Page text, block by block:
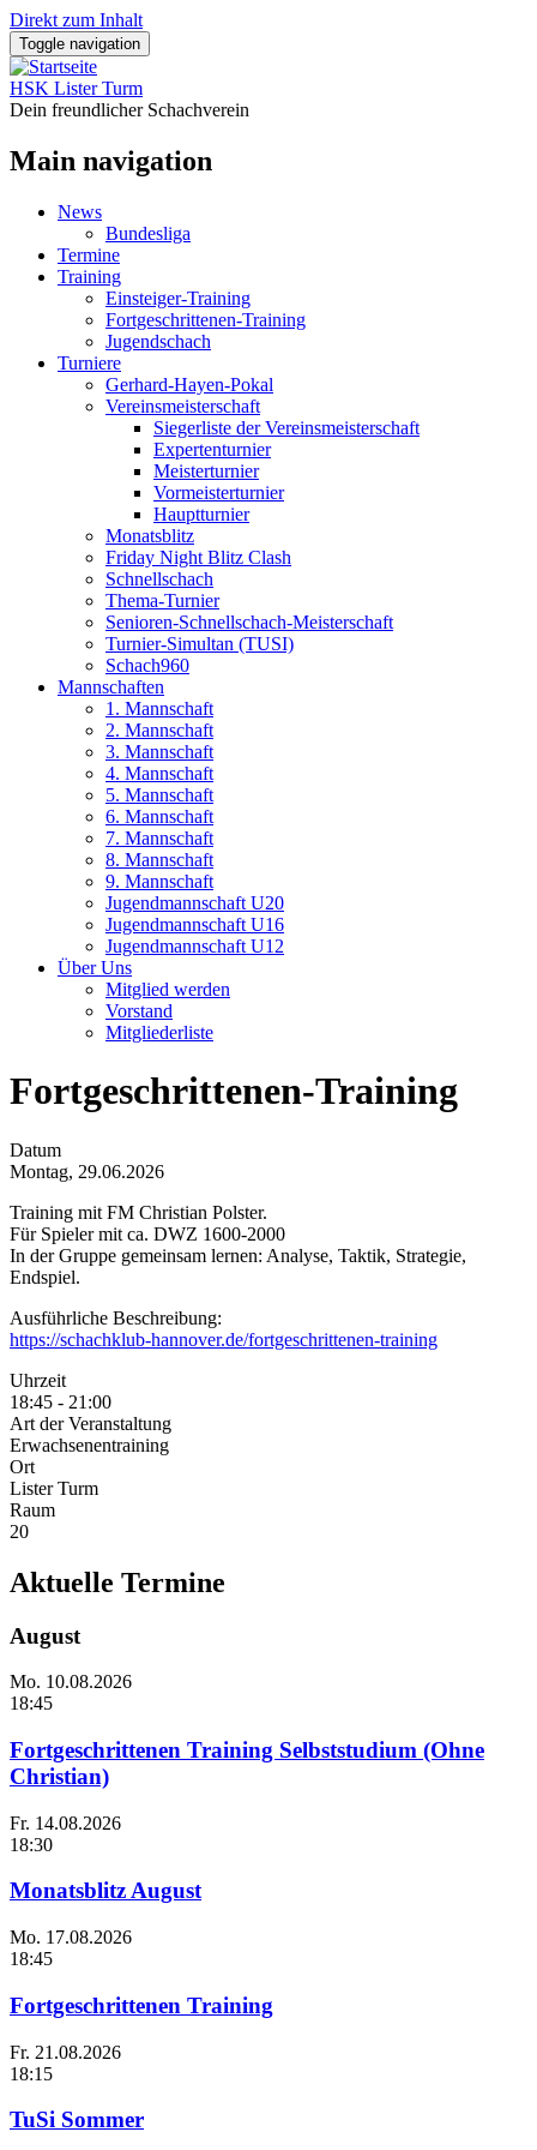
Direkt zum Inhalt
Toggle navigation
HSK Lister Turm
Dein freundlicher Schachverein
Main navigation
News
Bundesliga
Termine
Training
Einsteiger-Training
Fortgeschrittenen-Training
Jugendschach
Turniere
Gerhard-Hayen-Pokal
Vereinsmeisterschaft
Siegerliste der Vereinsmeisterschaft
Expertenturnier
Meisterturnier
Vormeisterturnier
Hauptturnier
Monatsblitz
Friday Night Blitz Clash
Schnellschach
Thema-Turnier
Senioren-Schnellschach-Meisterschaft
Turnier-Simultan (TUSI)
Schach960
Mannschaften
1. Mannschaft
2. Mannschaft
3. Mannschaft
4. Mannschaft
5. Mannschaft
6. Mannschaft
7. Mannschaft
8. Mannschaft
9. Mannschaft
Jugendmannschaft U20
Jugendmannschaft U16
Jugendmannschaft U12
Über Uns
Mitglied werden
Vorstand
Mitgliederliste
Fortgeschrittenen-Training
Datum
Montag, 29.06.2026
Training mit FM Christian Polster.
Für Spieler mit ca. DWZ 1600-2000
In der Gruppe gemeinsam lernen: Analyse, Taktik, Strategie,
Endspiel.
Ausführliche Beschreibung:
https://schachklub-hannover.de/fortgeschrittenen-training
Uhrzeit
18:45 - 21:00
Art der Veranstaltung
Erwachsenentraining
Ort
Lister Turm
Raum
20
Aktuelle Termine
August
Mo. 10.08.2026
18:45
Fortgeschrittenen Training Selbststudium (Ohne
Christian)
Fr. 14.08.2026
18:30
Monatsblitz August
Mo. 17.08.2026
18:45
Fortgeschrittenen Training
Fr. 21.08.2026
18:15
TuSi Sommer